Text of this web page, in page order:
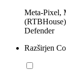
Meta-Pixel,
Defender
Razširjen